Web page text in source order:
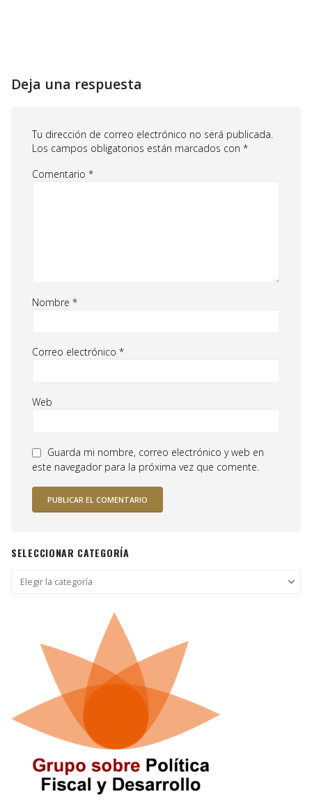
Deja una respuesta
Tu dirección de correo electrónico no será publicada.
Los campos obligatorios están marcados con *
Comentario *
Nombre *
Correo electrónico *
Web
Guarda mi nombre, correo electrónico y web en
este navegador para la próxima vez que comente.
SELECCIONAR CATEGORÍA
Seleccionar
categoría